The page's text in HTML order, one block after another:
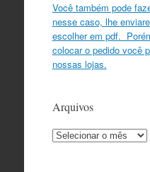
Você também pode
nesse caso, lhe
escolher em pdf.
colocar o pedido você
nossas lojas.
Arquivos
Arquivos